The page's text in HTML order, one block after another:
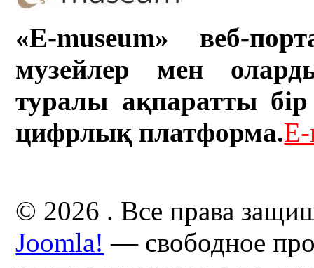
«E-museum» веб-
музейлер мен
туралы ақпаратты бір
цифрлық платформа.
© 2026 . Все права
Joomla! — свободное